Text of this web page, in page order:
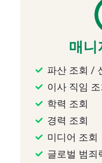
매니
파산 조회 /
이사 직임 조
학력 조회
경력 조회
미디어 조회
글로벌 범죄